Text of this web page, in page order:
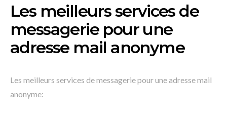
Les meilleurs services de
messagerie pour une
adresse mail anonyme
Les meilleurs services de messagerie pour une adresse mail
anonyme: